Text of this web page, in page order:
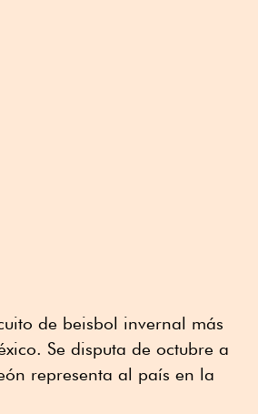
de beisbol invernal más
Se disputa de octubre a
representa al país en la